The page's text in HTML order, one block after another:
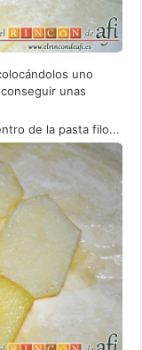
uno
unas
de la pasta filo...